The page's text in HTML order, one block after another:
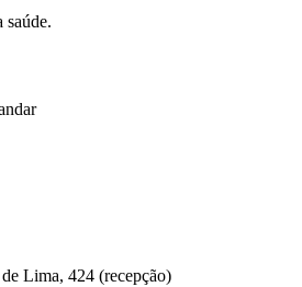
saúde.
Lima, 424 (recepção)